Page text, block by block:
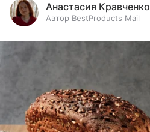
Анастасия Кравченко
Автор BestProducts Mail